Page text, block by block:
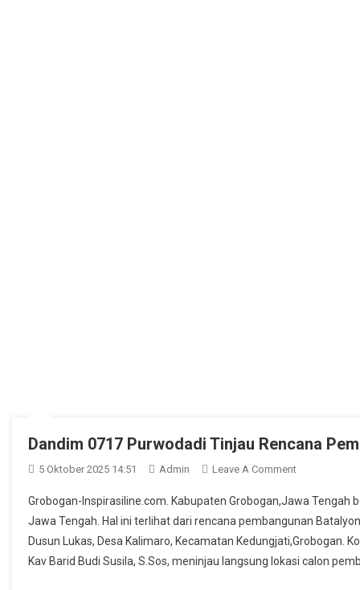
Dandim 0717 Purwodadi Tinjau Rencana
5 Oktober 2025 14:51 Admin Leave A CommentOn
0717
Purwodadi
Tinjau
Rencana
Grobogan-Inspirasiline.com. Kabupaten Grobogan,Jawa
Jawa Tengah. Hal ini terlihat dari rencana pembangunan
Dusun Lukas, Desa Kalimaro, Kecamatan Kedungjati,Grobogan.
Kav Barid Budi Susila, S.Sos, meninjau langsung lokasi calon